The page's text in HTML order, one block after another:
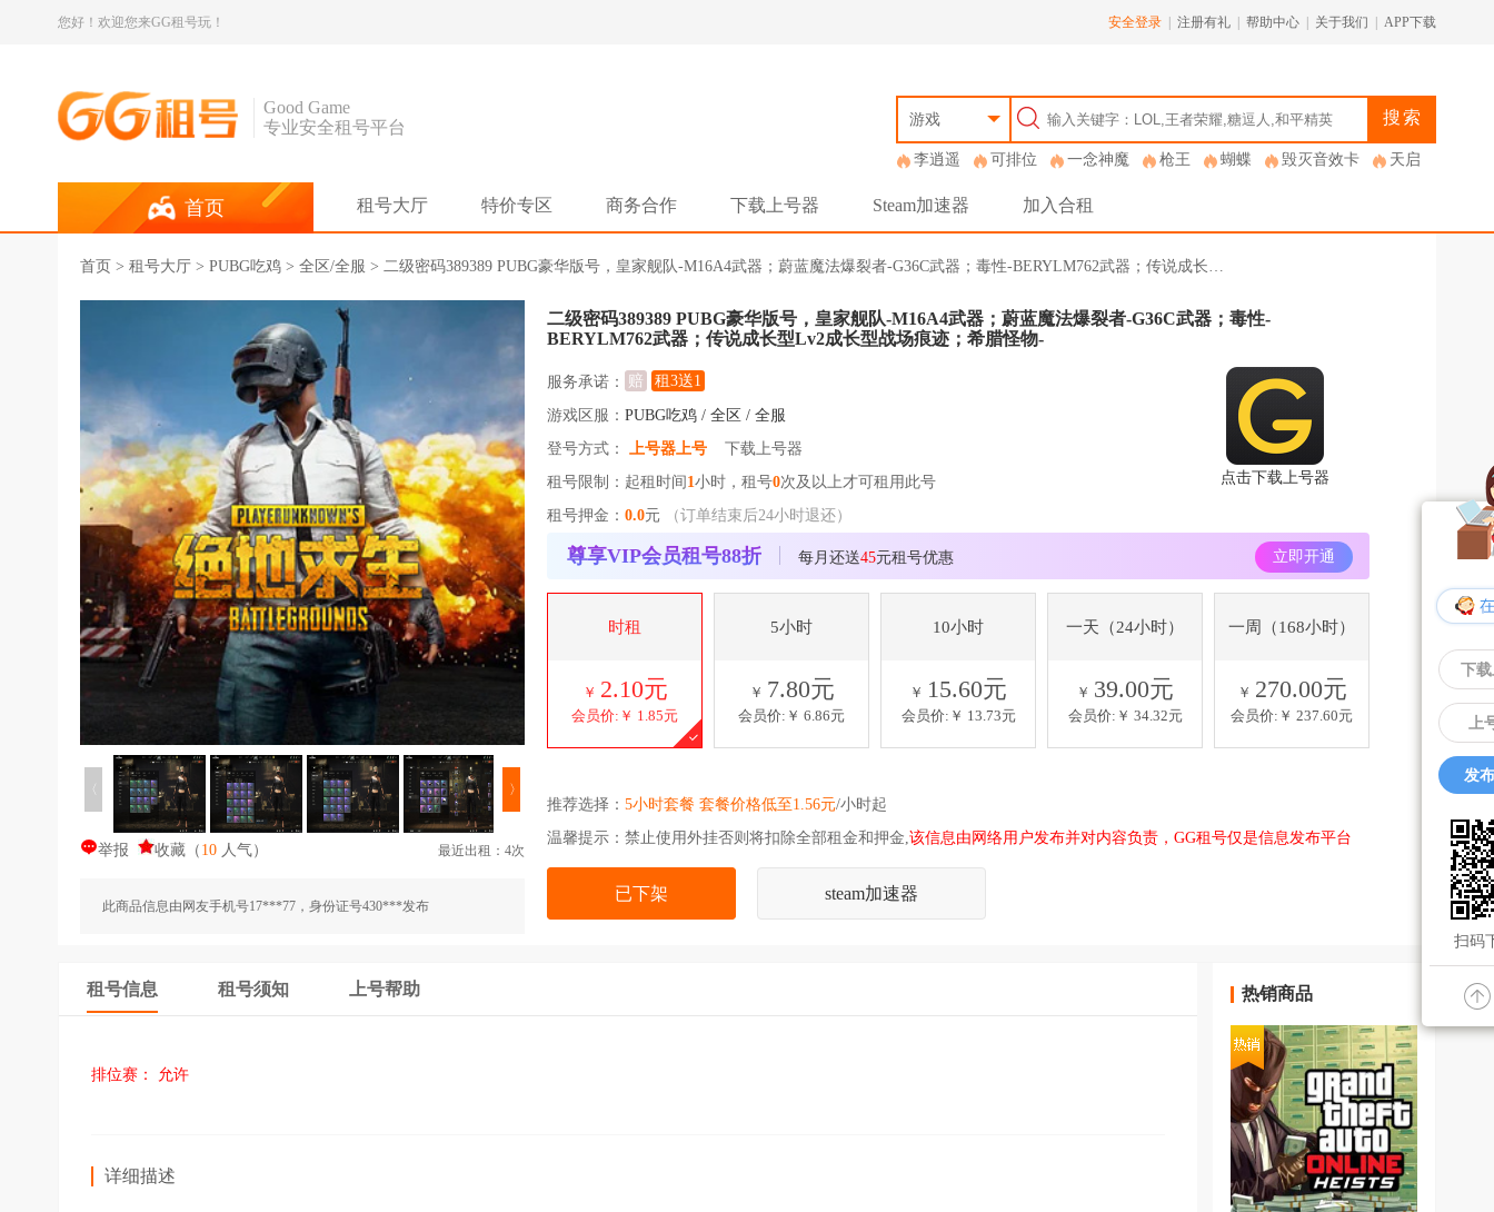
您好！欢迎您来GG租号玩！ 安全登录 注册有礼 帮助中心 关于我们 APP下载
Good Game
专业安全租号平台
游戏 搜索
李逍遥 可排位 一念神魔 枪王 蝴蝶 毁灭音效卡 天启
首页 租号大厅 特价专区 商务合作 下载上号器 Steam加速器 加入合租
首页 > 租号大厅 > PUBG吃鸡 > 全区/全服 > 二级密码389389 PUBG豪华版号，皇家舰队-M16A4武器；蔚蓝魔法爆裂者-G36C武器；毒性-BERYLM762武器；传说成长…
〈 〉
举报 收藏 （ 10 人气） 最近出租：4次
此商品信息由网友手机号17***77，身份证号430***发布
点击下载上号器
二级密码389389 PUBG豪华版号，皇家舰队-M16A4武器；蔚蓝魔法爆裂者-G36C武器；毒性-
BERYLM762武器；传说成长型Lv2成长型战场痕迹；希腊怪物-
服务承诺： 赔 租3送1
游戏区服： PUBG吃鸡 / 全区 / 全服
登号方式：
上号器上号
下载上号器
租号限制：起租时间 1小时，租号0次及以上才可租用此号
租号押金： 0.0元 （订单结束后24小时退还）
尊享VIP会员租号88折 每月还送45元租号优惠 立即开通
时租
￥ 2.10元
会员价:￥ 1.85元
5小时
￥ 7.80元
会员价:￥ 6.86元
10小时
￥ 15.60元
会员价:￥ 13.73元
一天（24小时）
￥ 39.00元
会员价:￥ 34.32元
一周（168小时）
￥ 270.00元
会员价:￥ 237.60元
推荐选择： 5小时套餐 套餐价格低至1.56元/小时起
温馨提示：禁止使用外挂否则将扣除全部租金和押金,该信息由网络用户发布并对内容负责，GG租号仅是信息发布平台
已下架 steam加速器
租号信息 租号须知 上号帮助
排位赛： 允许
详细描述
热销商品
下
上
发
扫码